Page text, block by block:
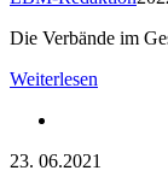
Die Verbände im
Weiterlesen
23. 06.2021